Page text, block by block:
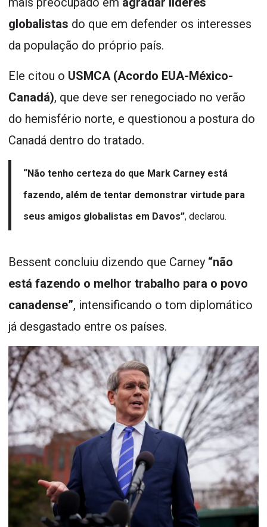
globalistas do que em defender os interesses
da população do próprio país.
Ele citou o USMCA (Acordo EUA-México-
Canadá), que deve ser renegociado no verão
do hemisfério norte, e questionou a postura do
Canadá dentro do tratado.
“Não tenho certeza do que Mark Carney está
fazendo, além de tentar demonstrar virtude para
seus amigos globalistas em Davos”, declarou.
Bessent concluiu dizendo que Carney “não
está fazendo o melhor trabalho para o povo
canadense”, intensificando o tom diplomático
já desgastado entre os países.